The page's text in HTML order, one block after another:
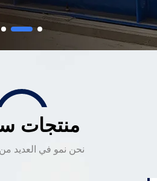
منتجات
نحن نمو في العديد